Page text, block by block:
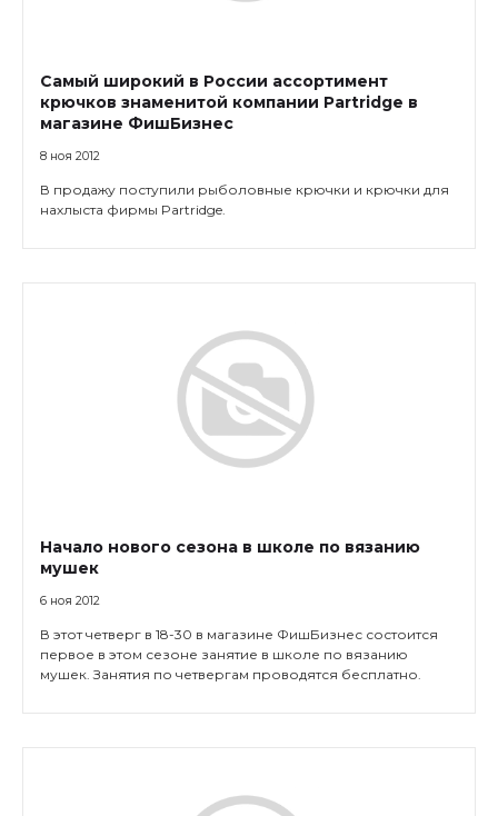
Самый широкий в России ассортимент
крючков знаменитой компании Partridge в
магазине ФишБизнес
8 ноя 2012
В продажу поступили рыболовные крючки и крючки для
нахлыста фирмы Partridge.
Начало нового сезона в школе по вязанию
мушек
6 ноя 2012
В этот четверг в 18-30 в магазине ФишБизнес состоится
первое в этом сезоне занятие в школе по вязанию
мушек. Занятия по четвергам проводятся бесплатно.